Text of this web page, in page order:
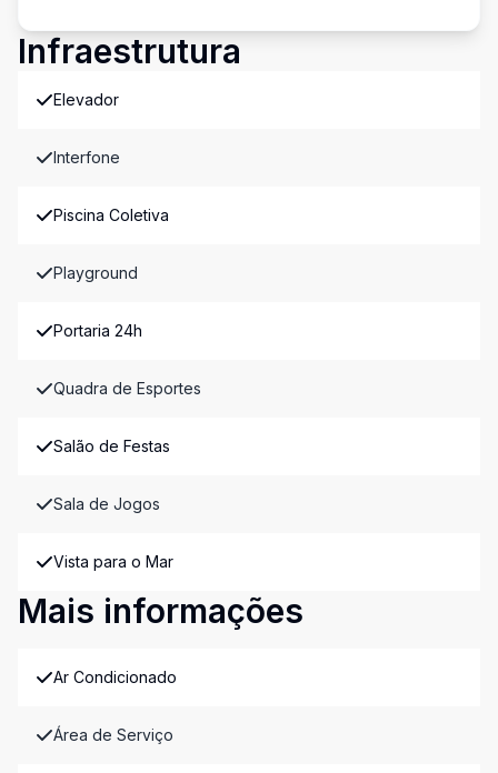
Infraestrutura
Elevador
Interfone
Piscina Coletiva
Playground
Portaria 24h
Quadra de Esportes
Salão de Festas
Sala de Jogos
Vista para o Mar
Mais informações
Ar Condicionado
Área de Serviço